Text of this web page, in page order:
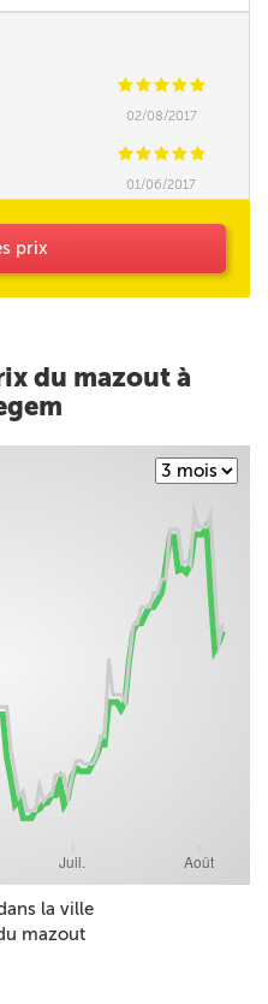
CCCCC
02/08/2017
CCCCC
01/06/2017
prix
du mazout à
la ville
mazout